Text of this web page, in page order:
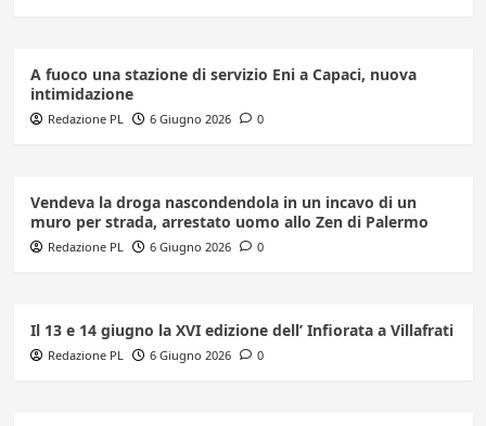
A fuoco una stazione di servizio Eni a Capaci, nuova
intimidazione
Redazione PL 6 Giugno 2026 0
Vendeva la droga nascondendola in un incavo di un
muro per strada, arrestato uomo allo Zen di Palermo
Redazione PL 6 Giugno 2026 0
Il 13 e 14 giugno la XVI edizione dell’ Infiorata a Villafrati
Redazione PL 6 Giugno 2026 0